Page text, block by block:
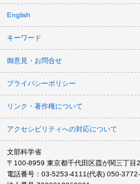
English
キーワード
御意見・お問合せ
プライバシーポリシー
リンク・著作権について
アクセシビリティへの対応について
文部科学省
〒100-8959 東京都千代田区霞が関三丁目
電話番号：03-5253-4111(代表) 050-